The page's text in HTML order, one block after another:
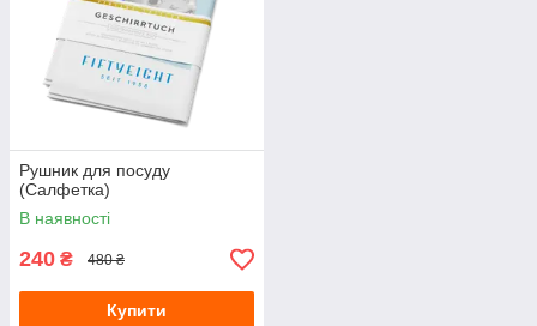
Рушник для посуду
(Салфетка)
В наявності
240 ₴ 480 ₴
Купити